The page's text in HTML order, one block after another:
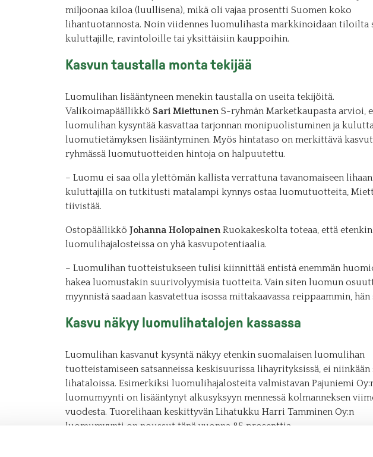
miljoonaa kiloa (luullisena), mikä oli vajaa prosentti Suomen koko
lihantuotannosta. Noin viidennes luomulihasta markkinoidaan tiloilta
kuluttajille, ravintoloille tai yksittäisiin kauppoihin.
Kasvun taustalla monta tekijää
Luomulihan lisääntyneen menekin taustalla on useita tekijöitä.
Valikoimapäällikkö Sari MiettunenS-ryhmän Marketkaupasta arvioi,
luomulihan kysyntää kasvattaa tarjonnan monipuolistuminen ja
luomutietämyksen lisääntyminen. Myös hintataso on merkittävä
ryhmässä luomutuotteiden hintoja on halpuutettu.
– Luomu ei saa olla ylettömän kallista verrattuna tavanomaiseen
kuluttajilla on tutkitusti matalampi kynnys ostaa luomutuotteita,
tiivistää.
Ostopäällikkö Johanna HolopainenRuokakeskolta toteaa, että etenkin
luomulihajalosteissa on yhä kasvupotentiaalia.
– Luomulihan tuotteistukseen tulisi kiinnittää entistä enemmän
hakea luomustakin suurivolyymisia tuotteita. Vain siten luomun
myynnistä saadaan kasvatettua isossa mittakaavassa reippaammin, hän
Kasvu näkyy luomulihatalojen kassassa
Luomulihan kasvanut kysyntä näkyy etenkin suomalaisen luomulihan
tuotteistamiseen satsanneissa keskisuurissa lihayrityksissä, ei niinkään
lihataloissa. Esimerkiksi luomulihajalosteita valmistavan Pajuniemi
luomumyynti on lisääntynyt alkusyksyyn mennessä kolmanneksen
vuodesta. Tuorelihaan keskittyvän Lihatukku Harri Tamminen Oy:n
luomumyynti on noussut tänä vuonna 85 prosenttia.